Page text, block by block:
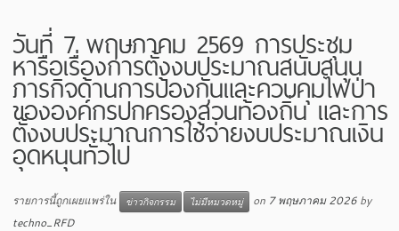
วันที่ 7 พฤษภาคม 2569 การประชุม
หารือเรื่องการตั้งงบประมาณสนับสนุน
ภารกิจด้านการป้องกันและควบคุมไฟป่า
ขององค์กรปกครองส่วนท้องถิ่น และการ
ตั้งงบประมาณการใช้จ่ายงบประมาณเงิน
อุดหนุนทั่วไป
รายการนี้ถูกเผยแพร่ใน ข่าวกิจกรรม ไม่มีหมวดหมู่ on 7 พฤษภาคม 2026 by
techno_RFD